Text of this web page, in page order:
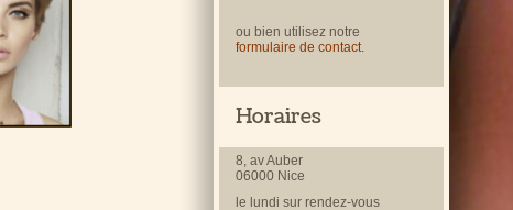
ou bien utilisez notre
formulaire de contact.
Horaires
8, av Auber
06000 Nice
le lundi sur rendez-vous